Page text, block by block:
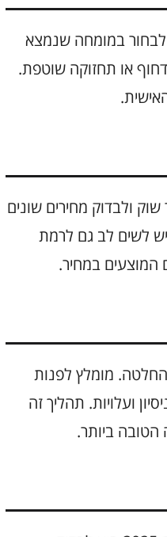
לבחור במומחה שנמצא
דחוף או תחזוקה שוטפת.
ולבדוק מחירים שונים
יש לשים לב גם לרמת
המוצעים במחיר.
מומלץ לפנות
ועלויות. תהליך זה
הטובה ביותר.